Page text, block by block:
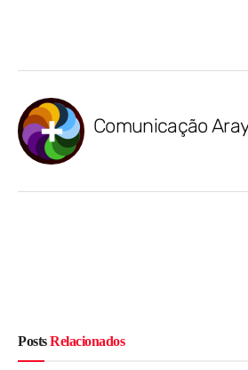
Comunicação
PostsRelacionados